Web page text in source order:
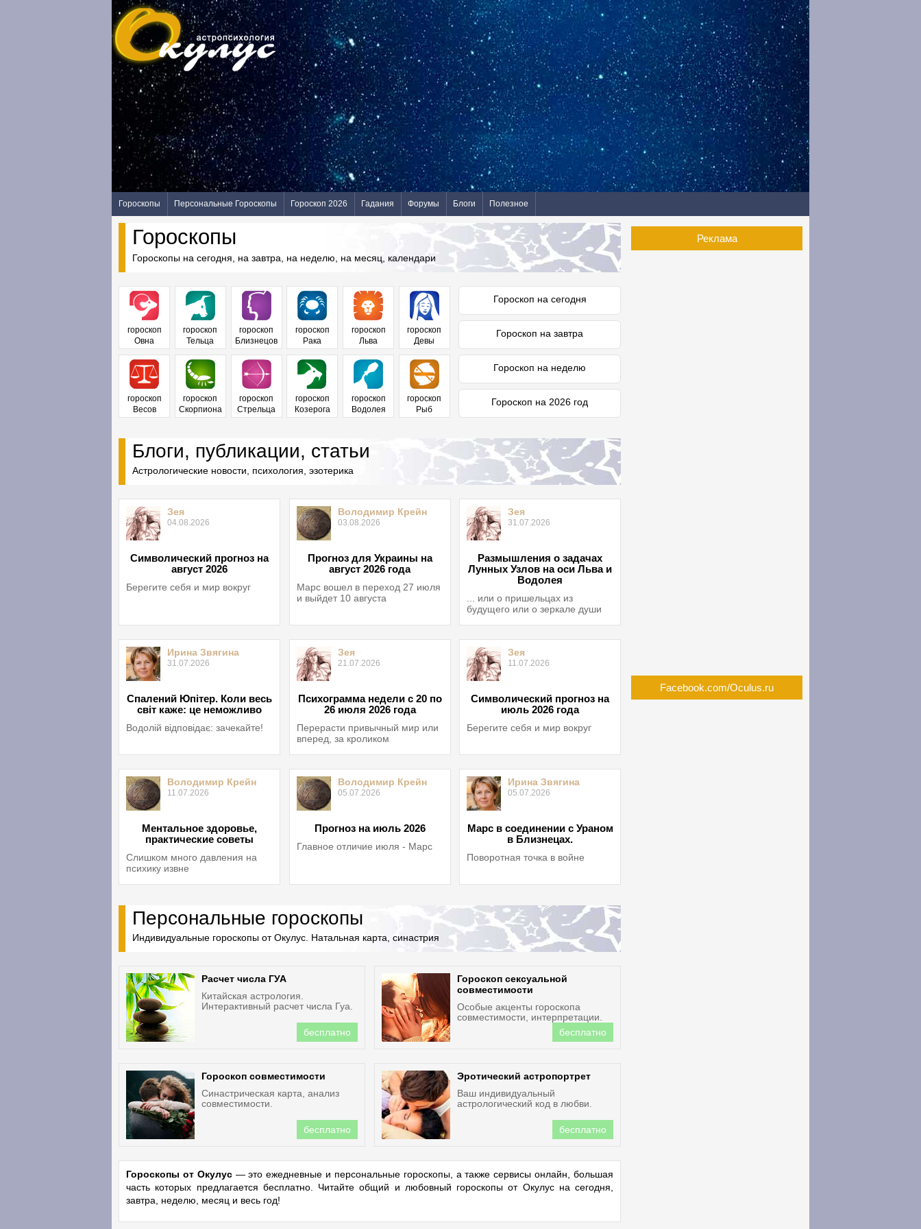
Гороскопы Персональные Гороскопы Гороскоп 2026 Гадания Форумы Блоги Полезное
Гороскопы
Гороскопы на сегодня, на завтра, на неделю, на месяц, календари
гороскоп
Овна
гороскоп
Тельца
гороскоп
Близнецов
гороскоп
Рака
гороскоп
Льва
гороскоп
Девы
гороскоп
Весов
гороскоп
Скорпиона
гороскоп
Стрельца
гороскоп
Козерога
гороскоп
Водолея
гороскоп
Рыб
Гороскоп на сегодня
Гороскоп на завтра
Гороскоп на неделю
Гороскоп на 2026 год
Блоги, публикации, статьи
Астрологические новости, психология, эзотерика
Зея
04.08.2026
Символический прогноз на
август 2026
Берегите себя и мир вокруг
Володимир Крейн
03.08.2026
Прогноз для Украины на
август 2026 года
Марс вошел в переход 27 июля
и выйдет 10 августа
Зея
31.07.2026
Размышления о задачах
Лунных Узлов на оси Льва и
Водолея
... или о пришельцах из
будущего или о зеркале души
Ирина Звягина
31.07.2026
Спалений Юпітер. Коли весь
світ каже: це неможливо
Водолій відповідає: зачекайте!
Зея
21.07.2026
Психограмма недели с 20 по
26 июля 2026 года
Перерасти привычный мир или
вперед, за кроликом
Зея
11.07.2026
Символический прогноз на
июль 2026 года
Берегите себя и мир вокруг
Володимир Крейн
11.07.2026
Ментальное здоровье,
практические советы
Слишком много давления на
психику извне
Володимир Крейн
05.07.2026
Прогноз на июль 2026
Главное отличие июля - Марс
Ирина Звягина
05.07.2026
Марс в соединении с Ураном
в Близнецах.
Поворотная точка в войне
Персональные гороскопы
Индивидуальные гороскопы от Окулус. Натальная карта, синастрия
Расчет числа ГУА
Китайская астрология.
Интерактивный расчет числа Гуа.
бесплатно
Гороскоп сексуальной
совместимости
Особые акценты гороскопа
совместимости, интерпретации.
бесплатно
Гороскоп совместимости
Синастрическая карта, анализ
совместимости.
бесплатно
Эротический астропортрет
Ваш индивидуальный
астрологический код в любви.
бесплатно
Гороскопы от Окулус— это ежедневные и персональные гороскопы, а также сервисы онлайн, большая
часть которых предлагается бесплатно. Читайте общий и любовный гороскопы от Окулус на сегодня,
завтра, неделю, месяц и весь год!
Реклама
Facebook.com/Oculus.ru